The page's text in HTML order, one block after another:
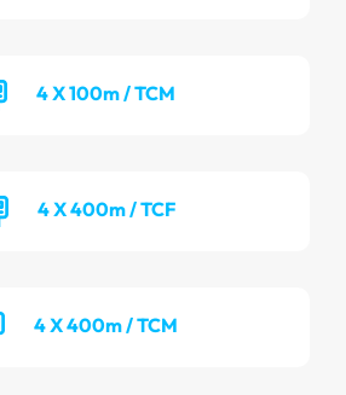
4 X 100m / TCM
4 X 400m / TCF
4 X 400m / TCM